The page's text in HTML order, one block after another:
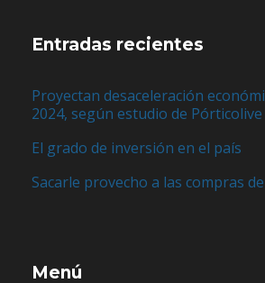
Entradas recientes
Proyectan desaceleración
2024, según estudio de Pórticolive
El grado de inversión en el país
Sacarle provecho a las compras
Menú